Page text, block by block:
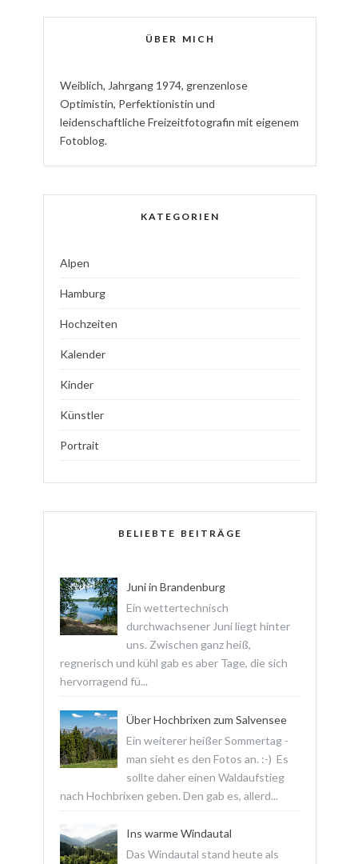
ÜBER MICH
Weiblich, Jahrgang 1974, grenzenlose
Optimistin, Perfektionistin und
leidenschaftlicheFreizeitfotografin mit eigenem
Fotoblog.
KATEGORIEN
Alpen
Hamburg
Hochzeiten
Kalender
Kinder
Künstler
Portrait
BELIEBTE BEITRÄGE
Juni in Brandenburg
Ein wettertechnisch
durchwachsener Juni liegt hinter
uns. Zwischen ganz heiß,
regnerisch und kühl gab es aber Tage, die sich
hervorragend fü...
Über Hochbrixen zum Salvensee
Ein weiterer heißer Sommertag -
man sieht es den Fotos an. :-) Es
sollte daher einen Waldaufstieg
nach Hochbrixen geben. Den gab es, allerd...
Ins warme Windautal
Das Windautal stand heute als